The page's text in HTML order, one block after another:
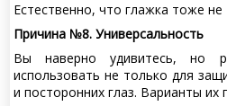
Естественно, что глажка тоже не
Причина №8. Универсальность
Вы наверно удивитесь, но
использовать не только для
и посторонних глаз. Варианты их